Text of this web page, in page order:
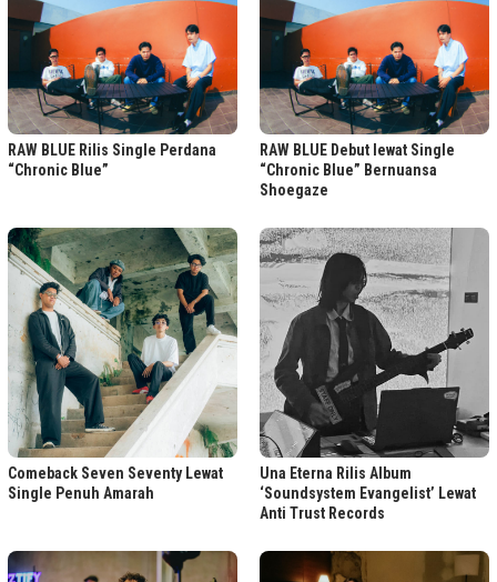
RAW BLUE Rilis Single Perdana
“Chronic Blue”
RAW BLUE Debut lewat Single
“Chronic Blue” Bernuansa
Shoegaze
Comeback Seven Seventy Lewat
Single Penuh Amarah
Una Eterna Rilis Album
‘Soundsystem Evangelist’ Lewat
Anti Trust Records